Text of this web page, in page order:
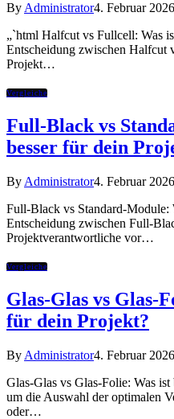
By Administrator4. Februar 2026
„`html Halfcut vs Fullcell: Was
Entscheidung zwischen Halfcut
Projekt…
Vergleiche
Full-Black vs
besser für dein
By Administrator4. Februar 2026
Full-Black vs Standard-Module:
Entscheidung zwischen Full-
Projektverantwortliche vor…
Vergleiche
Glas-Glas vs Glas-
für dein Projekt?
By Administrator4. Februar 2026
Glas-Glas vs Glas-Folie: Was
um die Auswahl der optimalen
oder…